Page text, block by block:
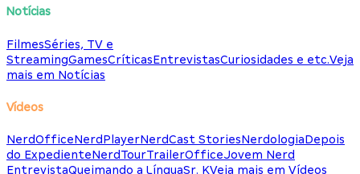
Notícias
FilmesSéries, TV e
StreamingGamesCríticasEntrevistasCuriosidades e etc.Veja
mais em Notícias
Vídeos
NerdOfficeNerdPlayerNerdCast StoriesNerdologiaDepois
do ExpedienteNerdTourTrailerOfficeJovem Nerd
EntrevistaQueimando a LínguaSr. KVeja mais em Vídeos